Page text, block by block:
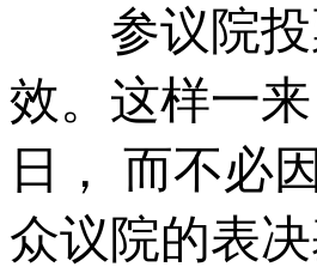
参议院投
效。这样一
日， 而不必
众议院的表